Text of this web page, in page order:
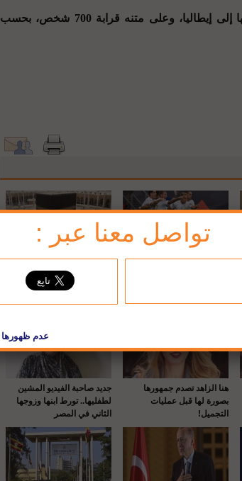
وانطلق القارب المنكوب من طبرق الليبية متوجها إلى إيطاليا، وعلى متنه قرابة 700 شخص، بحسب
السعودية: الثلاثاء 27 حزيران
وقفة عرفة والأربعاء عيد
هنا الزاهد تصدم جمهورها
بصورة لها قبل عمليات
التجميل!
جديد صاحبة الفيديو المشين
لطفليها.. تورط ابنها وزوجها
الثاني في المصر
تواصل معنا عبر :